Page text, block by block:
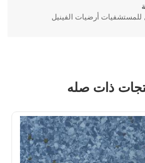
للمستشفيات أرضيات الفينيل
ذات صله